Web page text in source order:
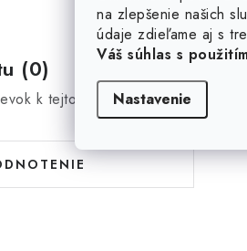
na zlepšenie našich
údaje zdieľame aj s
Váš súhlas s
Nastavenie
(0)
k tejto položke.